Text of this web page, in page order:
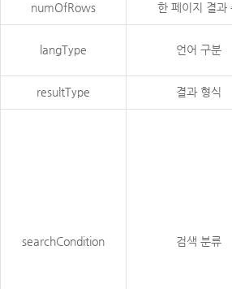
numOfRows 한 페이지 결과
langType 언어 구분
resultType 결과 형식
searchCondition 검색 분류